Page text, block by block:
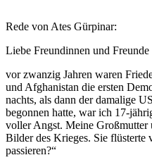
Rede von Ates Gürpinar:
Liebe Freundinnen und Freunde
vor zwanzig Jahren waren
und Afghanistan die ersten
nachts, als dann der damalige
begonnen hatte, war ich 17-
voller Angst. Meine Großmutter
Bilder des Krieges. Sie flüsterte
passieren?“